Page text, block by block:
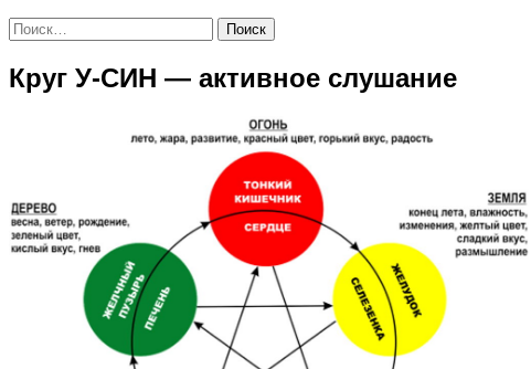
Найти:
Круг У-СИН — активное слушание